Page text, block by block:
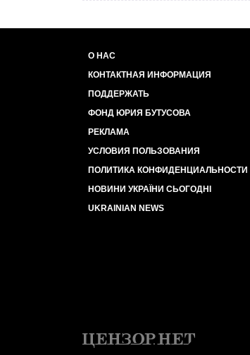
О НАС
КОНТАКТНАЯ ИНФОРМАЦИЯ
ПОДДЕРЖАТЬ
ФОНД ЮРИЯ БУТУСОВА
РЕКЛАМА
УСЛОВИЯ ПОЛЬЗОВАНИЯ
ПОЛИТИКА КОНФИДЕНЦИАЛЬНОСТИ
НОВИНИ УКРАЇНИ СЬОГОДНІ
UKRAINIAN NEWS